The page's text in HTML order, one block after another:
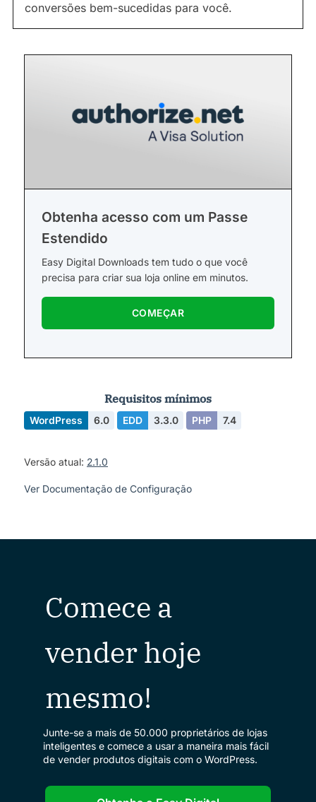
conversões bem-sucedidas para você.
Obtenha acesso com um Passe
Estendido
Easy Digital Downloads tem tudo o que você
precisa para criar sua loja online em minutos.
COMEÇAR
Requisitos mínimos
WordPress 6.0 EDD 3.3.0 PHP 7.4
Versão atual: 2.1.0
Ver Documentação de Configuração
Comece a
vender hoje
mesmo!
Junte-se a mais de 50.000 proprietários de lojas
inteligentes e comece a usar a maneira mais fácil
de vender produtos digitais com o WordPress.